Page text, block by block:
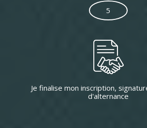
5
Je finalise mon inscription,
d'alternance